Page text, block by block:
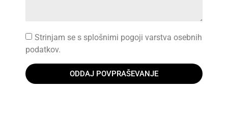
Strinjam se s splošnimi pogoji varstva osebnih
podatkov.
ODDAJ POVPRAŠEVANJE